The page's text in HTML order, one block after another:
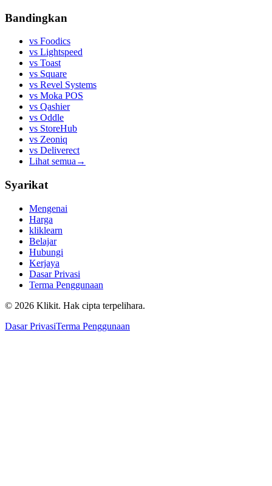
Bandingkan
vs Foodics
vs Lightspeed
vs Toast
vs Square
vs Revel Systems
vs Moka POS
vs Qashier
vs Oddle
vs StoreHub
vs Zeoniq
vs Deliverect
Lihat semua →
Syarikat
Mengenai
Harga
kliklearn
Belajar
Hubungi
Kerjaya
Dasar Privasi
Terma Penggunaan
© 2026 Klikit. Hak cipta terpelihara.
Dasar PrivasiTerma Penggunaan